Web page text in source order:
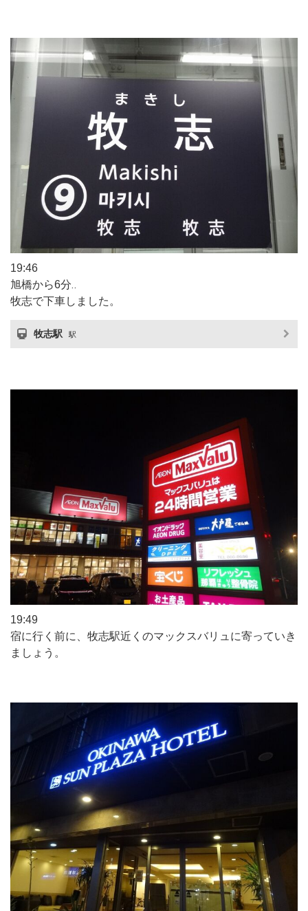
19:46
旭橋から6分‥
牧志で下車しました。
牧志駅 駅
19:49
宿に行く前に、牧志駅近くのマックスバリュに寄っていき
ましょう。